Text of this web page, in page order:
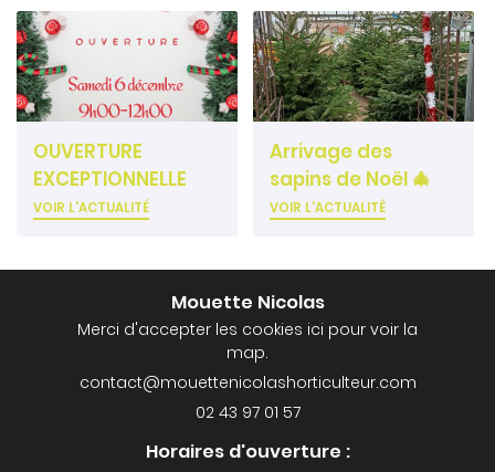
OUVERTURE
EXCEPTIONNELLE
VOIR L'ACTUALITÉ
Arrivage des
sapins de Noël 🎄
VOIR L'ACTUALITÉ
Mouette Nicolas
Merci d'accepter les cookies ici pour voir la
map.
02 43 97 01 57
Horaires d'ouverture :